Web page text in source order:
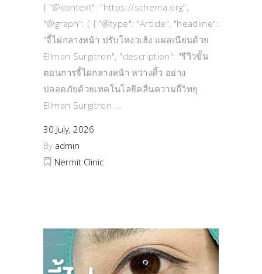
{ "@context": "https://schema.org",
"@graph": [ { "@type": "Article", "headline":
"จี้ไฝกลางหน้า ปรับโหงวเฮ้ง แผลเนียนด้วย
Ellman Surgitron", "description": "รีวิวขั้น
ตอนการจี้ไฝกลางหน้า หว่างคิ้ว อย่าง
ปลอดภัยด้วยเทคโนโลยีคลื่นความถี่วิทยุ
Ellman Surgitron
30 July, 2026
By admin
Nermit Clinic